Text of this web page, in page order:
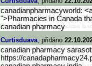
canadianpharmacyworld:
">Pharmacies in Canada
canadian pharmacy
Curtisduava, přidáno
canadian pharmacy
https://